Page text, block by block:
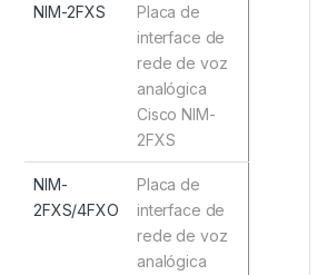
NIM-2FXS
Placa de
interface de
rede de voz
analógica
Cisco NIM-
2FXS
NIM-
2FXS/4FXO
Placa de
interface de
rede de voz
analógica